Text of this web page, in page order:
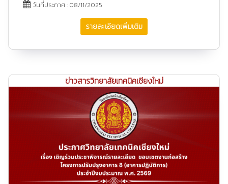
วันที่ประกาศ : 08/11/2025
รายละเอียดเพิ่มเติม
ข่าวสารวิทยาลัยเทคนิคเชียงใหม่